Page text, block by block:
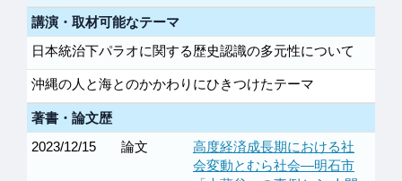
講演・取材可能なテーマ
日本統治下パラオに関する歴史認識の多元性について
沖縄の人と海とのかかわりにひきつけたテーマ
著書・論文歴
2023/12/15
論文
高度経済成長期における社
会変動とむら社会―明石市